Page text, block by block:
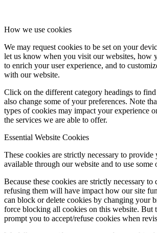
How we use cookies
We may request cookies to be set on your
let us know when you visit our websites, how
to enrich your user experience, and to
with our website.
Click on the different category headings to
also change some of your preferences. Note
types of cookies may impact your experience
the services we are able to offer.
Essential Website Cookies
These cookies are strictly necessary to
available through our website and to use some
Because these cookies are strictly necessary to
refusing them will have impact how our site
can block or delete cookies by changing your
force blocking all cookies on this website. But
prompt you to accept/refuse cookies when